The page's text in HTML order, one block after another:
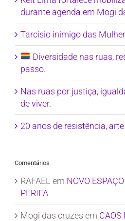
durante agenda em Mogi
Tarcísio inimigo das
Diversidade nas ruas,
passo.
Nas ruas por justiça,
de viver.
20 anos de resistência,
Comentários
RAFAEL em NOVO
PERIFA
Mogi das cruzes em CAOS